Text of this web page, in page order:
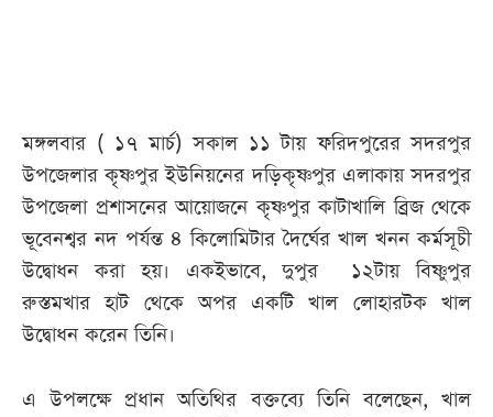
ই-
পেপার
মঙ্গলবার ( ১৭ মার্চ) সকাল ১১ টায় ফরিদপুরের সদরপুর
উপজেলার কৃষ্ণপুর ইউনিয়নের দড়িকৃষ্ণপুর এলাকায় সদরপুর
উপজেলা প্রশাসনের আয়োজনে কৃষ্ণপুর কাটাখালি ব্রিজ থেকে
ভূবেনশ্বর নদ পর্যন্ত ৪ কিলোমিটার দৈর্ঘের খাল খনন কর্মসূচী
উদ্বোধন করা হয়। একইভাবে, দুপুর ১২টায় বিষ্ণুপুর
রুস্তমখার হাট থেকে অপর একটি খাল লোহারটক খাল
উদ্বোধন করেন তিনি।
এ উপলক্ষে প্রধান অতিথির বক্তব্যে তিনি বলেছেন, খাল